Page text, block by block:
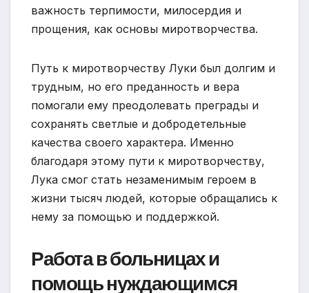
важность терпимости, милосердия и
прощения, как основы миротворчества.
Путь к миротворчеству Луки был долгим и
трудным, но его преданность и вера
помогали ему преодолевать преграды и
сохранять светлые и добродетельные
качества своего характера. Именно
благодаря этому пути к миротворчеству,
Лука смог стать незаменимым героем в
жизни тысяч людей, которые обращались к
нему за помощью и поддержкой.
Работа в больницах и
помощь нуждающимся